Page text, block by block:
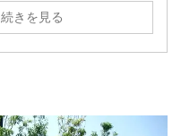
続きを見る